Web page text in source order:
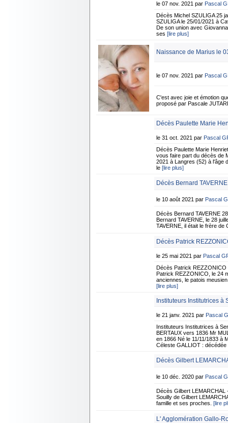
le 07 nov. 2021 par Pascal
Décès Michel SZULIGA 25
SZULIGA le 25/01/2021 à
De son union avec
ses [lire plus]
Naissance de Marius le
le 07 nov. 2021 par Pascal
C'est avec joie et émotion
proposé par Pascale
Décès Paulette Marie
le 31 oct. 2021 par Pascal
Décès Paulette Marie
vous faire part du décès de
2021 à Langres (52) à l'âge
le [lire plus]
Décès Bernard
le 10 août 2021 par Pascal
Décès Bernard TAVERNE
Bernard TAVERNE, le 28
TAVERNE, il était le frère
Décès Patrick
le 25 mai 2021 par Pascal
Décès Patrick REZZONICO
Patrick REZZONICO, le 24
anciennes, le patois
[lire plus]
Instituteurs Institutrices à
le 21 janv. 2021 par Pascal
Instituteurs Institutrices à
BERTAUX vers 1836 Mr
en 1866 Né le 11/11/1833 à
Céleste GALLIOT :
Décès Gilbert
le 10 déc. 2020 par Pascal
Décès Gilbert
Souilly de Gilbert
famille et ses proches. [lire
L' Agglomération Gallo-